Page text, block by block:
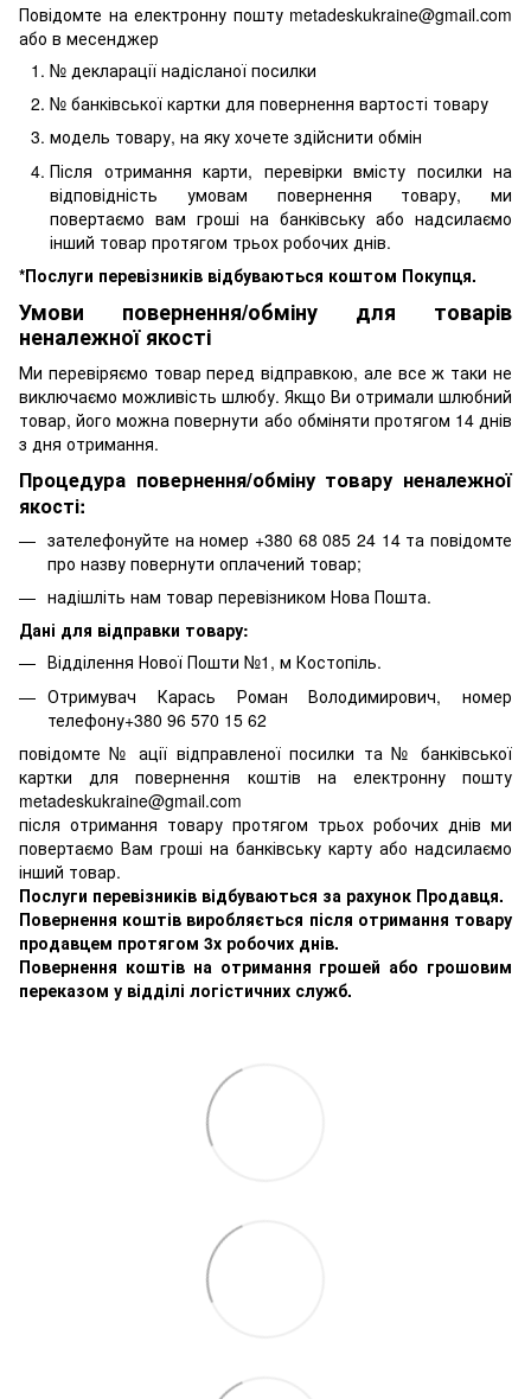
Повідомте на електронну пошту metadeskukraine@gmail.com
або в месенджер
№ декларації надісланої посилки
№ банківської картки для повернення вартості товару
модель товару, на яку хочете здійснити обмін
Після отримання карти, перевірки вмісту посилки на
відповідність умовам повернення товару, ми
повертаємо вам гроші на банківську або надсилаємо
інший товар протягом трьох робочих днів.
*Послуги перевізників відбуваються коштом Покупця.
Умови повернення/обміну для товарів
неналежної якості
Ми перевіряємо товар перед відправкою, але все ж таки не
виключаємо можливість шлюбу. Якщо Ви отримали шлюбний
товар, його можна повернути або обміняти протягом 14 днів
з дня отримання.
Процедура повернення/обміну товару неналежної
якості:
зателефонуйте на номер +380 68 085 24 14 та повідомте
про назву повернути оплачений товар;
надішліть нам товар перевізником Нова Пошта.
Дані для відправки товару:
Відділення Нової Пошти №1, м Костопіль.
Отримувач Карась Роман Володимирович, номер
телефону+380 96 570 15 62
повідомте № ації відправленої посилки та № банківської
картки для повернення коштів на електронну пошту
metadeskukraine@gmail.com
після отримання товару протягом трьох робочих днів ми
повертаємо Вам гроші на банківську карту або надсилаємо
інший товар.
Послуги перевізників відбуваються за рахунок Продавця.
Повернення коштів виробляється після отримання товару
продавцем протягом 3х робочих днів.
Повернення коштів на отримання грошей або грошовим
переказом у відділі логістичних служб.